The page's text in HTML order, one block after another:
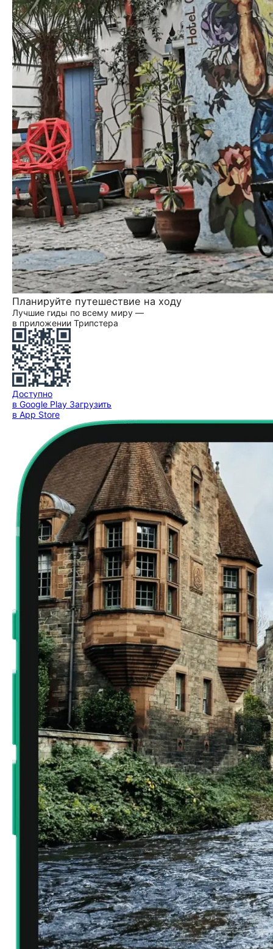
Планируйте путешествие на ходу
Лучшие гиды по всему миру —
в приложении Трипстера
Доступно
в Google Play Загрузить
в App Store